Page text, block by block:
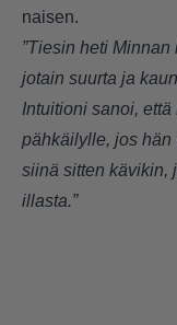
naisen.
”Tiesin heti
jotain suurta ja
Intuitioni sanoi,
pähkäilylle, jos
siinä sitten kävikin,
illasta.”